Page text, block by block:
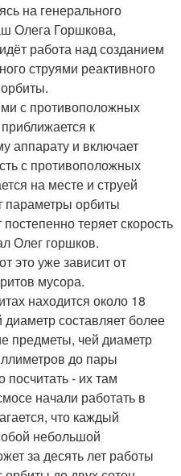
на генерального
Олега Горшкова,
работа над созданием
струями реактивного
с противоположных
к
аппарату и включает
с противоположных
на месте и струей
параметры орбиты
теряет скорость
Олег горшков.
это уже зависит от
мусора.
находится около 18
составляет более
предметы, чей диаметр
до пары
- их там
начали работать в
что каждый
небольшой
за десять лет работы